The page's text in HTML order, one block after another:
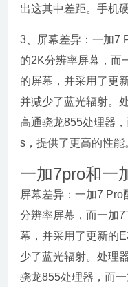
出这其中差距。手机
3、屏幕差异：一加7
的2K分辨率屏幕，而
的屏幕，并采用了更
并减少了蓝光辐射。
高通骁龙855处理器
s，提供了更高的性能
一加7pro和一
屏幕差异：一加7
分辨率屏幕，而一加
幕，并采用了更新的
少了蓝光辐射。处理
骁龙855处理器，而